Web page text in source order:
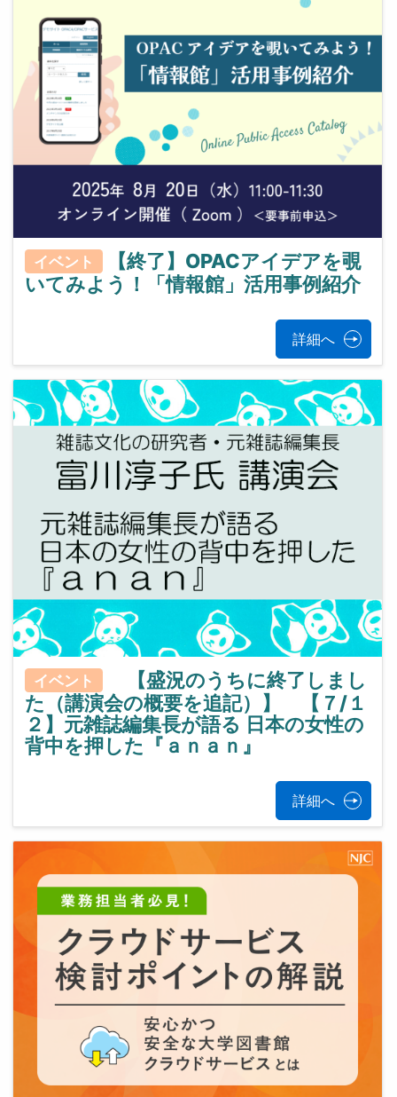
イベント
【終了】OPACアイデアを覗
いてみよう！「情報館」活用事例紹介
詳細へ
イベント
【盛況のうちに終了しまし
た（講演会の概要を追記）】 【７/１
２】元雑誌編集長が語る 日本の女性の
背中を押した『ａｎａｎ』
詳細へ